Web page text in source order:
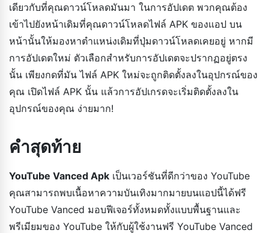
เดียวกับที่คุณดาวน์โหลดมันมา ในการอัปเดต พวกคุณต้อง
เข้าไปยังหน้าเดิมที่คุณดาวน์โหลดไฟล์ APK ของแอป บน
หน้านั้นให้มองหาตำแหน่งเดิมที่ปุ่มดาวน์โหลดเคยอยู่ หากมี
การอัปเดตใหม่ ตัวเลือกสำหรับการอัปเดตจะปรากฏอยู่ตรง
นั้น เพียงกดที่มัน ไฟล์ APK ใหม่จะถูกติดตั้งลงในอุปกรณ์ของ
คุณ เปิดไฟล์ APK นั้น แล้วการอัปเกรดจะเริ่มติดตั้งลงใน
อุปกรณ์ของคุณ ง่ายมาก!
คำสุดท้าย
YouTube Vanced Apk เป็นเวอร์ชันที่ดีกว่าของ YouTube
คุณสามารถพบเนื้อหาความบันเทิงมากมายบนแอปนี้ได้ฟรี
YouTube Vanced มอบฟีเจอร์ทั้งหมดทั้งแบบพื้นฐานและ
พรีเมียมของ YouTube ให้กับผู้ใช้งานฟรี YouTube Vanced